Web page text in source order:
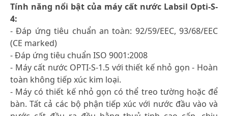
Tính năng nổi bật của máy cất nước Labsil Opti-S-
4:
- Đáp ứng tiêu chuẩn an toàn: 92/59/EEC, 93/68/EEC
(CE marked)
- Đáp ứng tiêu chuẩn ISO 9001:2008
- Máy cất nước OPTI-S-1.5 với thiết kế nhỏ gọn - Hoàn
toàn không tiếp xúc kim loại.
- Máy có thiết kế nhỏ gọn có thể treo tường hoặc để
bàn. Tất cả các bộ phận tiếp xúc với nước đầu vào và